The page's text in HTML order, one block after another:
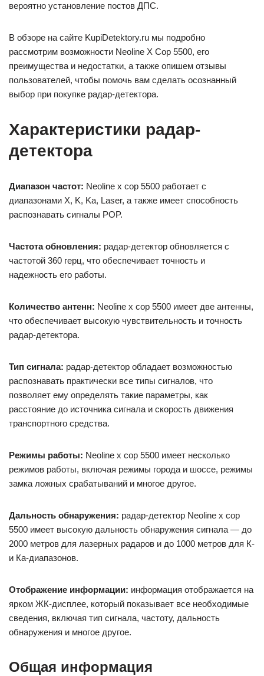
вероятно установление постов ДПС.
В обзоре на сайте KupiDetektory.ru мы подробно
рассмотрим возможности Neoline X Cop 5500, его
преимущества и недостатки, а также опишем отзывы
пользователей, чтобы помочь вам сделать осознанный
выбор при покупке радар-детектора.
Характеристики радар-
детектора
Диапазон частот: Neoline x cop 5500 работает с
диапазонами X, K, Ka, Laser, а также имеет способность
распознавать сигналы POP.
Частота обновления: радар-детектор обновляется с
частотой 360 герц, что обеспечивает точность и
надежность его работы.
Количество антенн: Neoline x cop 5500 имеет две антенны,
что обеспечивает высокую чувствительность и точность
радар-детектора.
Тип сигнала: радар-детектор обладает возможностью
распознавать практически все типы сигналов, что
позволяет ему определять такие параметры, как
расстояние до источника сигнала и скорость движения
транспортного средства.
Режимы работы: Neoline x cop 5500 имеет несколько
режимов работы, включая режимы города и шоссе, режимы
замка ложных срабатываний и многое другое.
Дальность обнаружения: радар-детектор Neoline x cop
5500 имеет высокую дальность обнаружения сигнала — до
2000 метров для лазерных радаров и до 1000 метров для К-
и Ка-диапазонов.
Отображение информации: информация отображается на
ярком ЖК-дисплее, который показывает все необходимые
сведения, включая тип сигнала, частоту, дальность
обнаружения и многое другое.
Общая информация